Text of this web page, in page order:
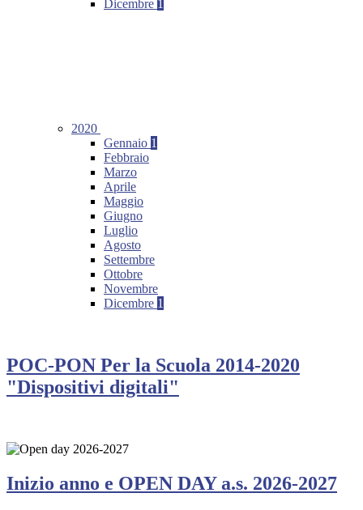
Dicembre 1
2020
Gennaio 1
Febbraio
Marzo
Aprile
Maggio
Giugno
Luglio
Agosto
Settembre
Ottobre
Novembre
Dicembre 1
POC-PON Per la Scuola 2014-2020
"Dispositivi digitali"
Inizio anno e OPEN DAY a.s. 2026-2027